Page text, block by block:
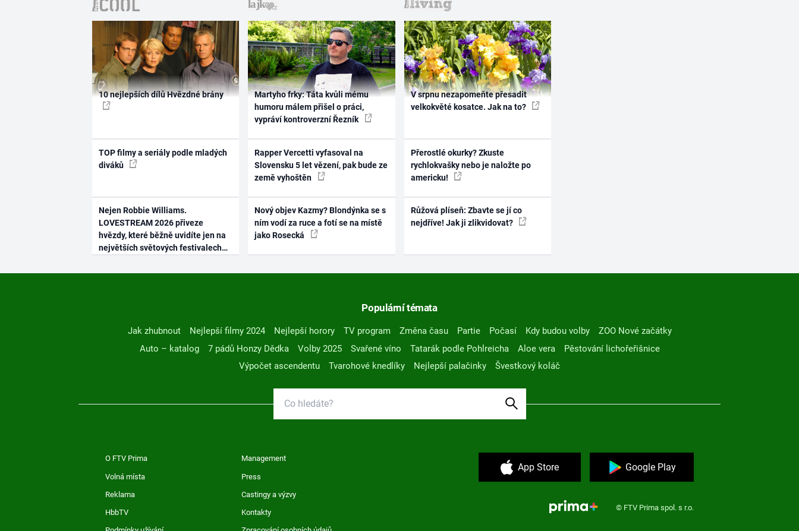
10 nejlepších dílů Hvězdné brány
TOP filmy a seriály podle mladých
diváků
Nejen Robbie Williams.
LOVESTREAM 2026 přiveze
hvězdy, které běžně uvidíte jen na
největších světových festivalech
Martyho frky: Táta kvůli mému
humoru málem přišel o práci,
vypráví kontroverzní Řezník
Rapper Vercetti vyfasoval na
Slovensku 5 let vězení, pak bude ze
země vyhoštěn
Nový objev Kazmy? Blondýnka se s
ním vodí za ruce a fotí se na místě
jako Rosecká
V srpnu nezapomeňte přesadit
velkokvěté kosatce. Jak na to?
Přerostlé okurky? Zkuste
rychlokvašky nebo je naložte po
americku!
Růžová plíseň: Zbavte se jí co
nejdříve! Jak ji zlikvidovat?
Populární témata
Jak zhubnout Nejlepší filmy 2024 Nejlepší horory TV program Změna času Partie Počasí Kdy budou volby
ZOO Nové začátky
Auto – katalog
7 pádů Honzy Dědka Volby 2025 Svařené víno Tatarák podle Pohlreicha Aloe vera
Pěstování lichořeřišnice
Výpočet ascendentu
Tvarohové knedlíky Nejlepší palačinky Švestkový koláč
O FTV Prima Management
Volná místa Press
Reklama Castingy a výzvy
HbbTV Kontakty
App Store Google Play
© FTV Prima spol. s r.o.